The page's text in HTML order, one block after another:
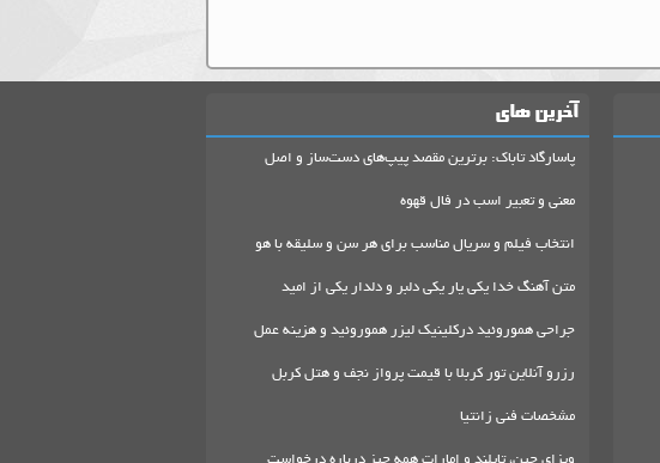
آخرین های
پاسارگاد تاباک: برترین مقصد پیپ‌های دست‌ساز و اصل
معنی و تعبیر اسب در فال قهوه
انتخاب فیلم و سریال مناسب برای هر سن و سلیقه با هو
متن آهنگ خدا یکی یار یکی دلبر و دلدار یکی از امید
جراحی هموروئید درکلینیک لیزر هموروئید و هزینه عمل
رزرو آنلاین تور کربلا با قیمت پرواز نجف و هتل کربل
مشخصات فنی زانتیا